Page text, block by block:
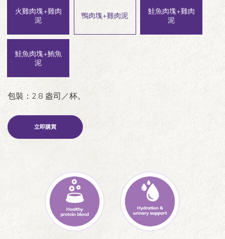
火雞肉塊+雞肉
泥
鴨肉塊+雞肉泥
鮭魚肉塊+雞肉
泥
鮭魚肉塊+鮪魚
泥
包裝：2.8 盎司／杯。
立即購買